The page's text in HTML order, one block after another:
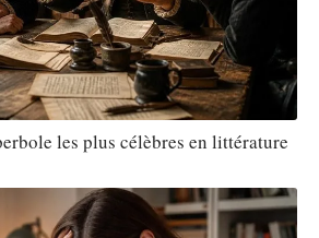
les plus célèbres en littérature